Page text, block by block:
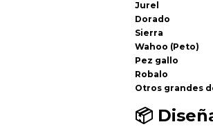
Jurel
Dorado
Sierra
Wahoo (Peto)
Pez gallo
Robalo
Otros grandes
📦